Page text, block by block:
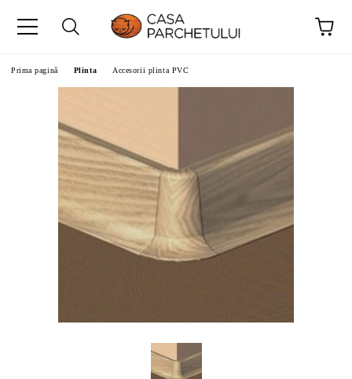
Prima pagină Plinta Accesorii plinta PVC